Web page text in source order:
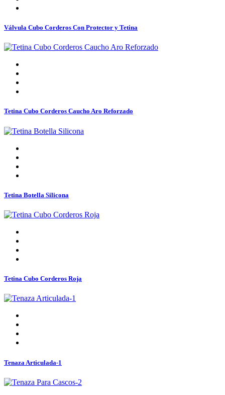
Válvula Cubo Corderos Con Protector y Tetina
Tetina Cubo Corderos Caucho Aro Reforzado
Tetina Botella Silicona
Tetina Cubo Corderos Roja
Tenaza Articulada-1